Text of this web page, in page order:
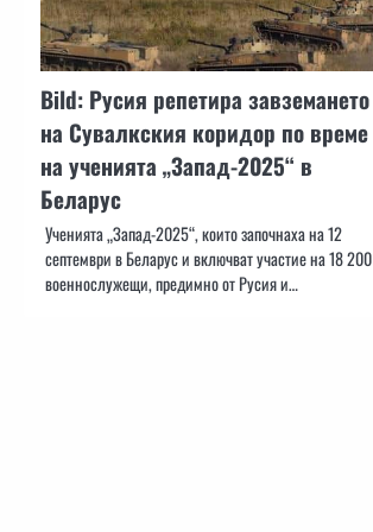
Bild: Русия репетира завземането
на Сувалкския коридор по време
на ученията „Запад-2025“ в
Беларус
Ученията „Запад-2025“, които започнаха на 12
септември в Беларус и включват участие на 18 200
военнослужещи, предимно от Русия и…